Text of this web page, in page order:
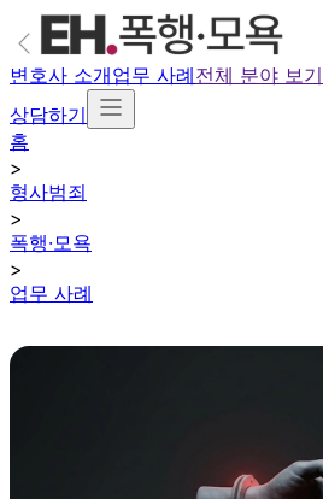
변호사 소개업무 사례전체 분야 보기
상담하기
홈
>
형사범죄
>
폭행·모욕
>
업무 사례